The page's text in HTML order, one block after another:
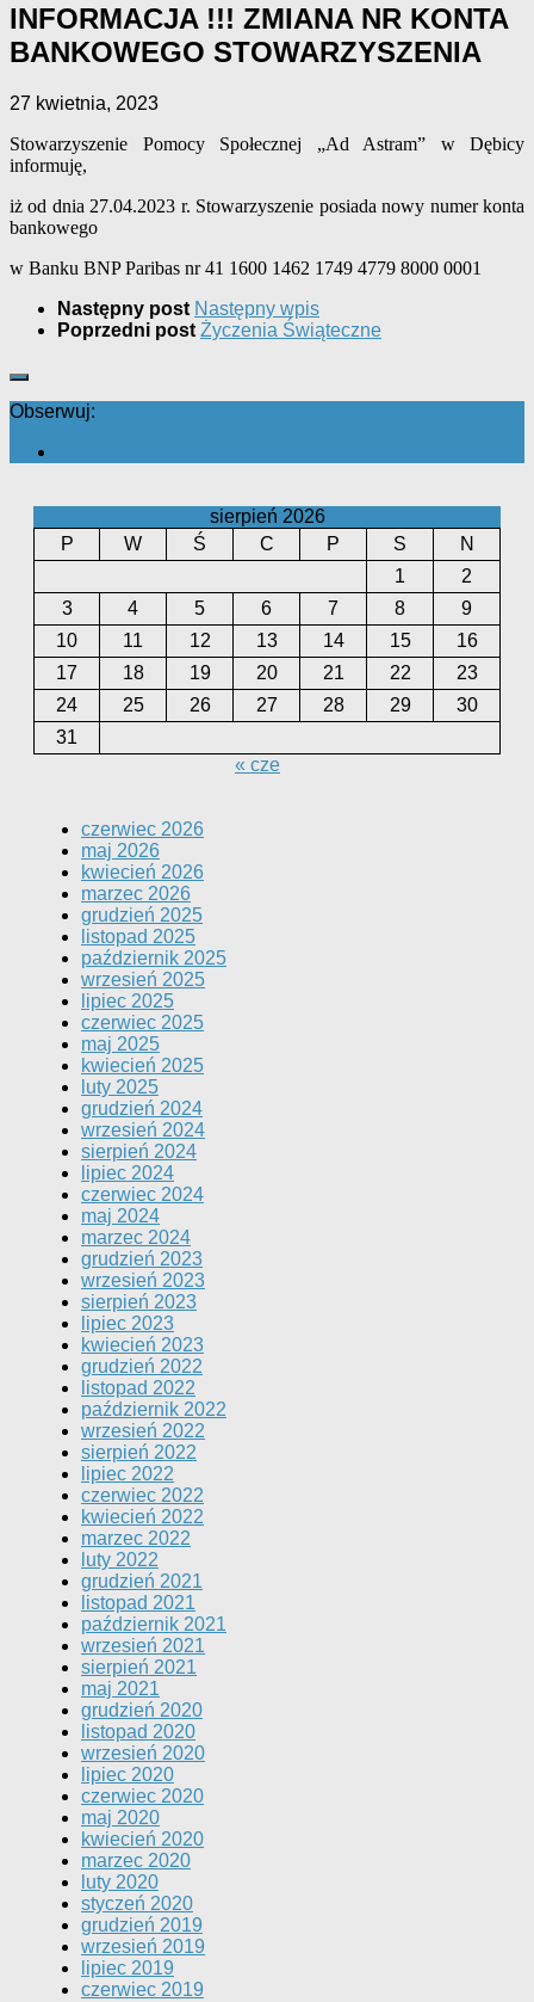
INFORMACJA !!! ZMIANA NR KONTA
BANKOWEGO STOWARZYSZENIA
27 kwietnia, 2023
Stowarzyszenie Pomocy Społecznej „Ad Astram” w Dębicy
informuję,
iż od dnia 27.04.2023 r. Stowarzyszenie posiada nowy numer konta
bankowego
w Banku BNP Paribas nr 41 1600 1462 1749 4779 8000 0001
Następny post Następny wpis
Poprzedni post Życzenia Świąteczne
Obserwuj:
sierpień 2026
P
W Ś C P S
N
1
2
3
4 5 6 7 8
9
10
11 12 13 14 15
16
17
18 19 20 21 22
23
24
25 26 27 28 29
30
31
« cze
czerwiec 2026
maj 2026
kwiecień 2026
marzec 2026
grudzień 2025
listopad 2025
październik 2025
wrzesień 2025
lipiec 2025
czerwiec 2025
maj 2025
kwiecień 2025
luty 2025
grudzień 2024
wrzesień 2024
sierpień 2024
lipiec 2024
czerwiec 2024
maj 2024
marzec 2024
grudzień 2023
wrzesień 2023
sierpień 2023
lipiec 2023
kwiecień 2023
grudzień 2022
listopad 2022
październik 2022
wrzesień 2022
sierpień 2022
lipiec 2022
czerwiec 2022
kwiecień 2022
marzec 2022
luty 2022
grudzień 2021
listopad 2021
październik 2021
wrzesień 2021
sierpień 2021
maj 2021
grudzień 2020
listopad 2020
wrzesień 2020
lipiec 2020
czerwiec 2020
maj 2020
kwiecień 2020
marzec 2020
luty 2020
styczeń 2020
grudzień 2019
wrzesień 2019
lipiec 2019
czerwiec 2019